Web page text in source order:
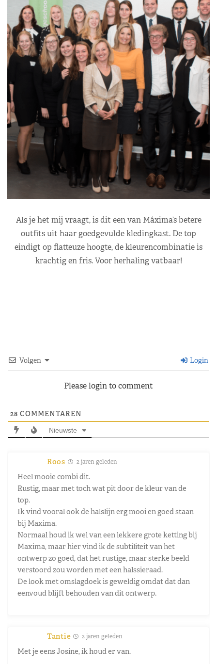
Als je het mij vraagt, is dit een van Máxima’s betere
outfits uit haar goedgevulde kledingkast. De top
eindigt op flatteuze hoogte, de kleurencombinatie is
krachtig en fris. Voor herhaling vatbaar!
Volgen Login
Please login to comment
28 COMMENTAREN
Nieuwste
Roos 2 jaren geleden
Heel mooie combi dit.
Rustig, maar met toch wat pit door de kleur van de
top.
Ik vind vooral ook de halslijn erg mooi en goed staan
bij Maxima.
Normaal houd ik wel van een lekkere grote ketting bij
Maxima, maar hier vind ik de subtiliteit van het
ontwerp zo goed, dat het rustige, maar sterke beeld
verstoord zou worden met een halssieraad.
De look met omslagdoek is geweldig omdat dat dan
eenvoud blijft behouden van dit ontwerp.
Tantie 2 jaren geleden
Met je eens Josine, ik houd er van.